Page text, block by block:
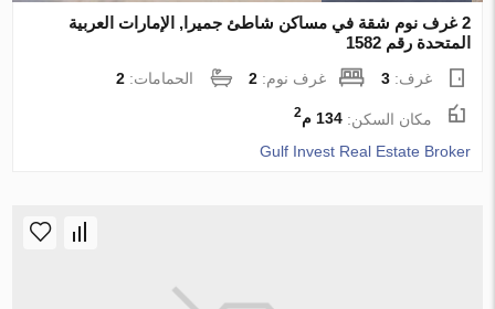
2 غرف نوم شقة في مساكن شاطئ جميرا, الإمارات العربية
المتحدة رقم 1582
غرف:3 غرف نوم:2 الحمامات:2
مكان السكن:134 م 2
Gulf Invest Real Estate Broker